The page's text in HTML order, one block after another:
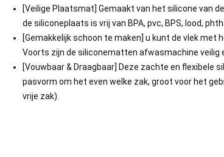
[Veilige Plaatsmat] Gemaakt van het silicone van
de siliconeplaats is vrij van BPA, pvc, BPS, lood,
[Gemakkelijk schoon te maken] u kunt de vlek
Voorts zijn de siliconematten afwasmachine veilig
[Vouwbaar & Draagbaar] Deze zachte en flexibele
pasvorm om het even welke zak, groot voor het
vrije zak).